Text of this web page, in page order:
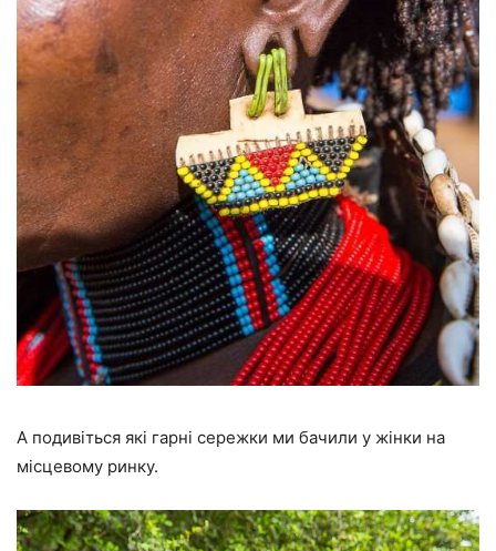
А подивіться які гарні сережки ми бачили у жінки на
місцевому ринку.